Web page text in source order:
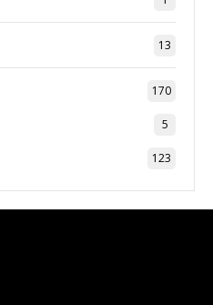
13
170
5
123